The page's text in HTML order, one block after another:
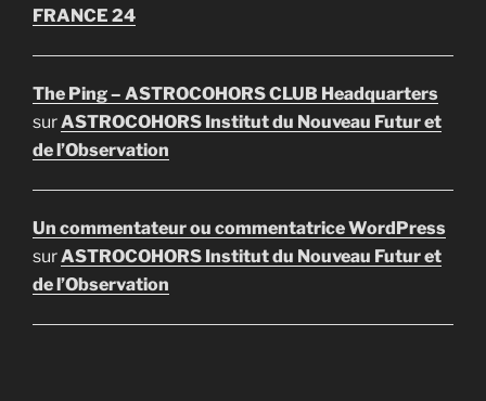
FRANCE 24
The Ping – ASTROCOHORS CLUB Headquarters
surASTROCOHORS Institut du Nouveau Futur et
de l’Observation
Un commentateur ou commentatrice WordPress
surASTROCOHORS Institut du Nouveau Futur et
de l’Observation